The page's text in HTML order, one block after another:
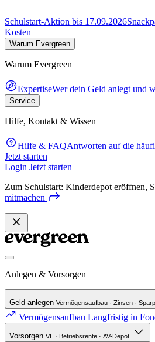
Schulstart-Aktion bis 17.09.2026
Kosten
Warum Evergreen
Warum Evergreen
ExpertiseWer dein Geld anlegt und
Service
Hilfe, Kontakt & Wissen
Hilfe & FAQAntworten auf die
Jetzt starten
Login Jetzt starten
Zum Schulstart: Kinderdepot eröffnen,
mitmachen
Anlegen & Vorsorgen
Geld anlegen Vermögensaufbau · Zinsen ·
Vermögensaufbau Langfristig in
Vorsorgen VL · Betriebsrente · AV-Depot